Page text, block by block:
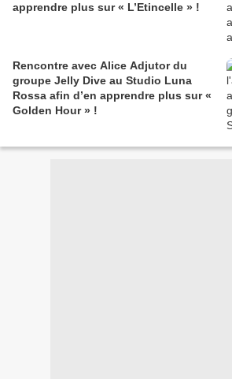
apprendre plus sur « L’Etincelle » !
Rencontre avec Alice Adjutor du
groupe Jelly Dive au Studio Luna
Rossa afin d’en apprendre plus sur «
Golden Hour » !